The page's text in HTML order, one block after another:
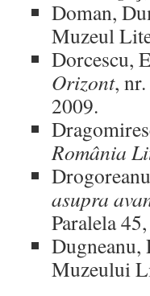
Doman,
Muzeul
Dorcescu,
Orizont,
2009.
România
asupra
Paralela
Dugneanu,
Muzeului